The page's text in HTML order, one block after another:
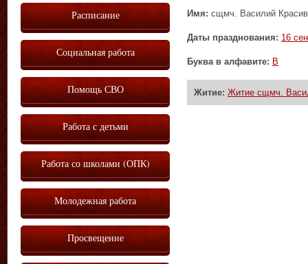
Имя: сщмч. Василий
Даты празднования: 16
Буква в алфавите: В
Житие: Житие сщмч.
Расписание
Социальная работа
Помощь СВО
Работа с детьми
Работа со школами (ОПК)
Молодежная работа
Просвещение